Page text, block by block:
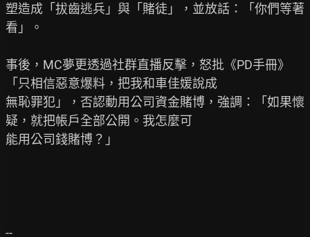
塑造成「拔齒逃兵」與「賭徒」，並放話：「你們等著
看」。
事後，MC夢更透過社群直播反擊，怒批《PD手冊》
「只相信惡意爆料，把我和車佳媛說成
無恥罪犯」，否認動用公司資金賭博，強調：「如果懷
疑，就把帳戶全部公開。我怎麼可
能用公司錢賭博？」